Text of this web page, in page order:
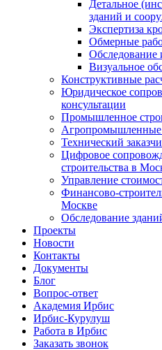
Детальное
зданий и
Экспертиза
Обмерные
Обследование
Визуальное
Конструктивные
Юридическое
консультации
Промышленное
Агропромышленные
Технический
Цифровое
строительства в
Управление
Финансово-
Москве
Обследование
Проекты
Новости
Контакты
Документы
Блог
Вопрос-ответ
Академия Ирбис
Ирбис-Курулуш
Работа в Ирбис
Заказать звонок